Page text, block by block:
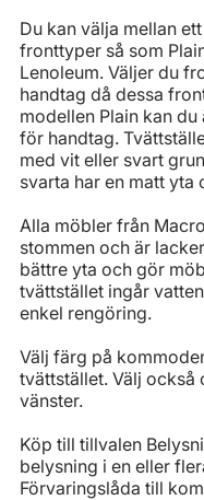
Du kan välja mellan
fronttyper så som
Lenoleum. Väljer du
handtag då dessa
modellen Plain kan
för handtag.
med vit eller svart
svarta har en matt yta
Alla möbler från
stommen och är
bättre yta och gör
tvättstället ingår
enkel rengöring.
Välj färg på
tvättstället. Välj också
vänster.
Köp till tillvalen
belysning i en eller
Förvaringslåda till